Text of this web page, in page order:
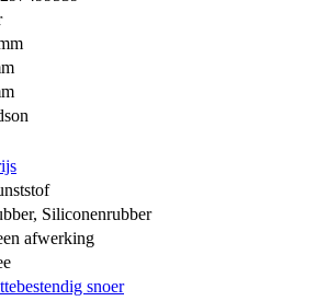
, Siliconenrubber
afwerking
snoer